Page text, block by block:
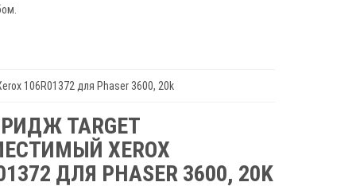
106R01372 для Phaser 3600, 20k
TARGET
XEROX
ДЛЯ PHASER 3600, 20K